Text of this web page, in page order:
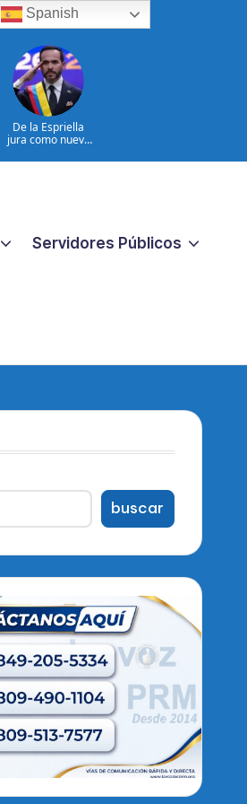
De la Espriella
jura como nuevo
Colombia
Servidores Públicos
buscar
Spanish